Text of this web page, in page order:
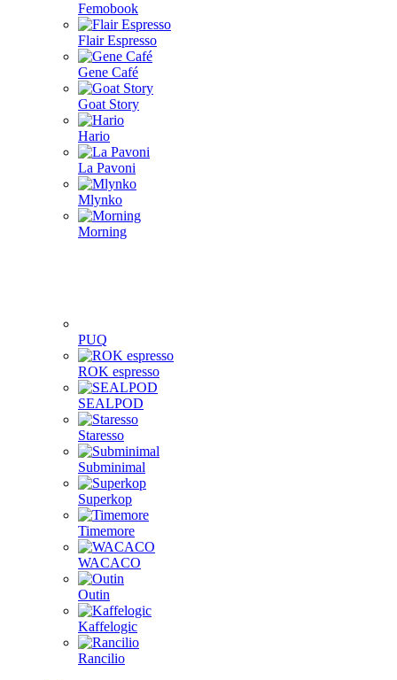
Femobook
Flair Espresso
Gene Café
Goat Story
Hario
La Pavoni
Mlynko
Morning
PUQ
ROK espresso
SEALPOD
Staresso
Subminimal
Superkop
Timemore
WACACO
Outin
Kaffelogic
Rancilio